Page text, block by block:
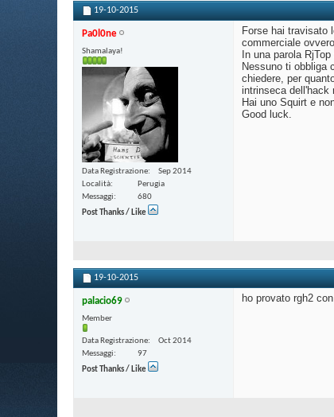
19-10-2015
Pa0l0ne
Shamalaya!
Data Registrazione
Sep 2014
Località
Perugia
Messaggi
680
Post Thanks / Like
Forse hai travisato
commerciale
In una parola
Nessuno ti obbliga
chiedere, per
intrinseca dell'hack
Hai uno Squirt e
Good luck.
19-10-2015
palacio69
Member
Data Registrazione
Oct 2014
Messaggi
97
Post Thanks / Like
ho provato rgh2